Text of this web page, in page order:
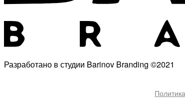
Разработано в студии Barinov Branding ©2021